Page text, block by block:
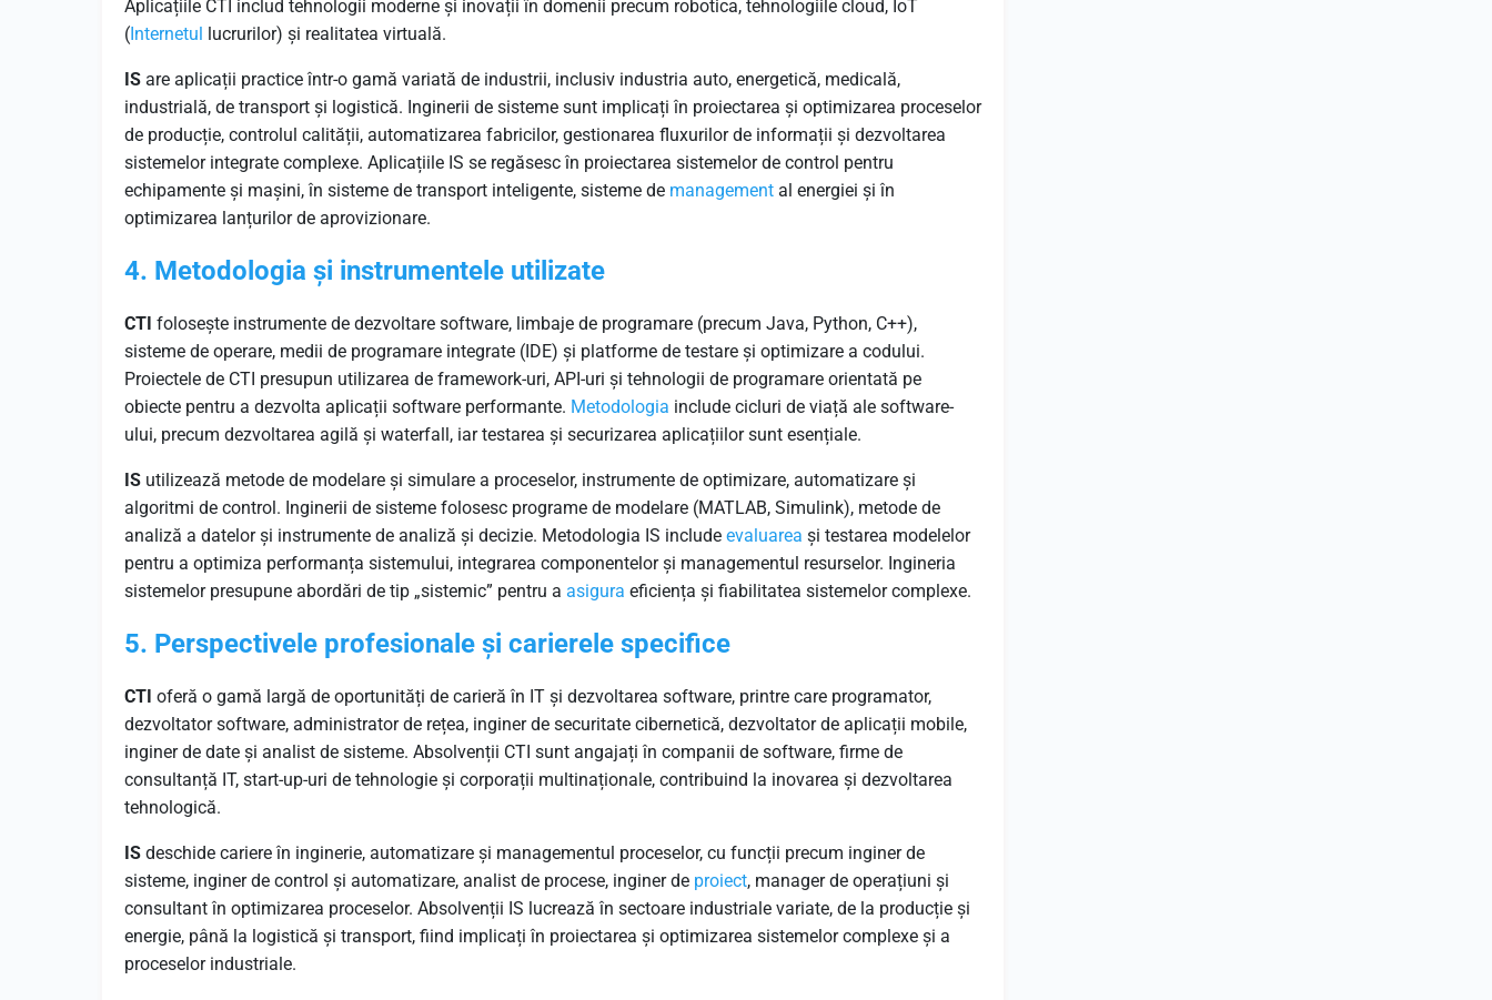
Aplicațiile CTI includ tehnologii moderne și inovații în domenii precum robotica, tehnologiile cloud, IoT
(Internetul lucrurilor) și realitatea virtuală.
IS are aplicații practice într-o gamă variată de industrii, inclusiv industria auto, energetică, medicală,
industrială, de transport și logistică. Inginerii de sisteme sunt implicați în proiectarea și optimizarea proceselor
de producție, controlul calității, automatizarea fabricilor, gestionarea fluxurilor de informații și dezvoltarea
sistemelor integrate complexe. Aplicațiile IS se regăsesc în proiectarea sistemelor de control pentru
echipamente și mașini, în sisteme de transport inteligente, sisteme de management al energiei și în
optimizarea lanțurilor de aprovizionare.
4. Metodologia și instrumentele utilizate
CTI folosește instrumente de dezvoltare software, limbaje de programare (precum Java, Python, C++),
sisteme de operare, medii de programare integrate (IDE) și platforme de testare și optimizare a codului.
Proiectele de CTI presupun utilizarea de framework-uri, API-uri și tehnologii de programare orientată pe
obiecte pentru a dezvolta aplicații software performante. Metodologia include cicluri de viață ale software-
ului, precum dezvoltarea agilă și waterfall, iar testarea și securizarea aplicațiilor sunt esențiale.
IS utilizează metode de modelare și simulare a proceselor, instrumente de optimizare, automatizare și
algoritmi de control. Inginerii de sisteme folosesc programe de modelare (MATLAB, Simulink), metode de
analiză a datelor și instrumente de analiză și decizie. Metodologia IS include evaluarea și testarea modelelor
pentru a optimiza performanța sistemului, integrarea componentelor și managementul resurselor. Ingineria
sistemelor presupune abordări de tip „sistemic” pentru a asigura eficiența și fiabilitatea sistemelor complexe.
5. Perspectivele profesionale și carierele specifice
CTI oferă o gamă largă de oportunități de carieră în IT și dezvoltarea software, printre care programator,
dezvoltator software, administrator de rețea, inginer de securitate cibernetică, dezvoltator de aplicații mobile,
inginer de date și analist de sisteme. Absolvenții CTI sunt angajați în companii de software, firme de
consultanță IT, start-up-uri de tehnologie și corporații multinaționale, contribuind la inovarea și dezvoltarea
tehnologică.
IS deschide cariere în inginerie, automatizare și managementul proceselor, cu funcții precum inginer de
sisteme, inginer de control și automatizare, analist de procese, inginer de proiect, manager de operațiuni și
consultant în optimizarea proceselor. Absolvenții IS lucrează în sectoare industriale variate, de la producție și
energie, până la logistică și transport, fiind implicați în proiectarea și optimizarea sistemelor complexe și a
proceselor industriale.